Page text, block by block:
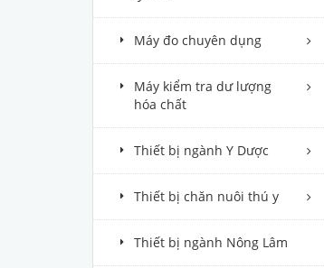
Máy đo chuyên dụng
Máy kiểm tra dư lượng
hóa chất
Thiết bị ngành Y Dược
Thiết bị chăn nuôi thú y
Thiết bị ngành Nông Lâm